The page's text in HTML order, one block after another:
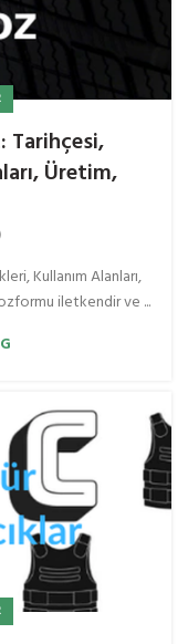
Tarihçesi,
Üretim,
Kullanım Alanları,
iletkendir ve ...